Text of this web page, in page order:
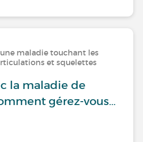
une maladie touchant les
et squelettes
la maladie de
gérez-vous…